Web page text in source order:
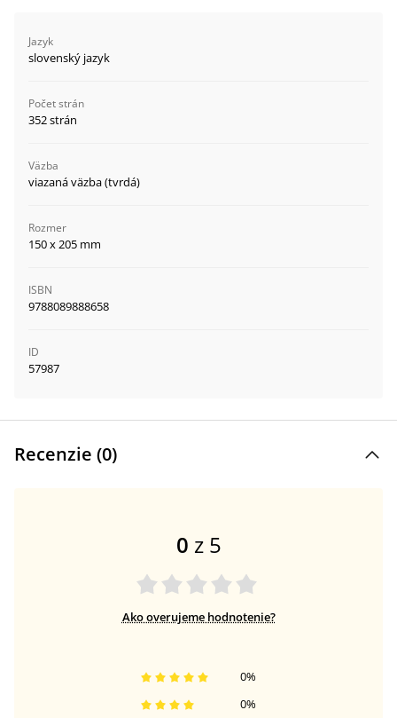
Jazyk
slovenský jazyk
Počet strán
352 strán
Väzba
viazaná väzba (tvrdá)
Rozmer
150 x 205 mm
ISBN
9788089888658
ID
57987
Recenzie (0)
0 z 5
Ako overujeme hodnotenie?
0%
0%